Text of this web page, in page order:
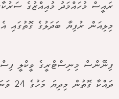
މިލިއަން ރުފިޔާ ބަދަލުގެ ގޮތުގައި
ފިނޭންސް މިނިސްޓްރީގެ ވީކްލީ